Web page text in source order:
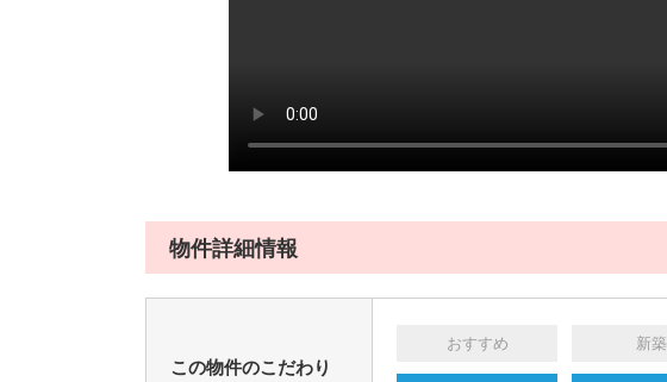
物件詳細情報
この物件のこだわり
おすすめ 新築